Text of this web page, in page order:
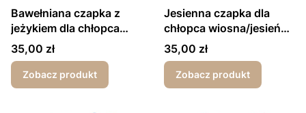
Bawełniana czapka z
jeżykiem dla chłopca
wiosna/jesień
Cena
35,00 zł
Zobacz produkt
Jesienna czapka dla
chłopca wiosna/jesień
garbusek
Cena
35,00 zł
Zobacz produkt